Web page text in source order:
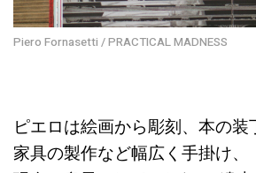
Piero Fornasetti / PRACTICAL MADNESS
ピエロは絵画から彫刻、本の装
家具の製作など幅広く手掛け、